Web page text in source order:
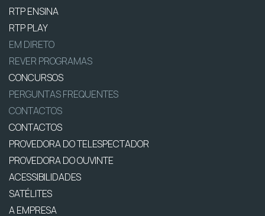
RTP ENSINA
RTP PLAY
EM DIRETO
REVER PROGRAMAS
CONCURSOS
PERGUNTAS FREQUENTES
CONTACTOS
CONTACTOS
PROVEDORA DO TELESPECTADOR
PROVEDORA DO OUVINTE
ACESSIBILIDADES
SATÉLITES
A EMPRESA